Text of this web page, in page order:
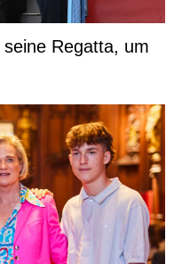
Regatta, um